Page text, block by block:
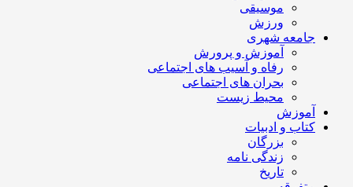
تهران
موسیقی
ورزش
جامعه شهری
آموزش و پرورش
رفاه و آسیب های اجتماعی
بحران های اجتماعی
محیط زیست
آموزش
کتاب و ادبیات
بزرگان
زندگی نامه
تاریخ